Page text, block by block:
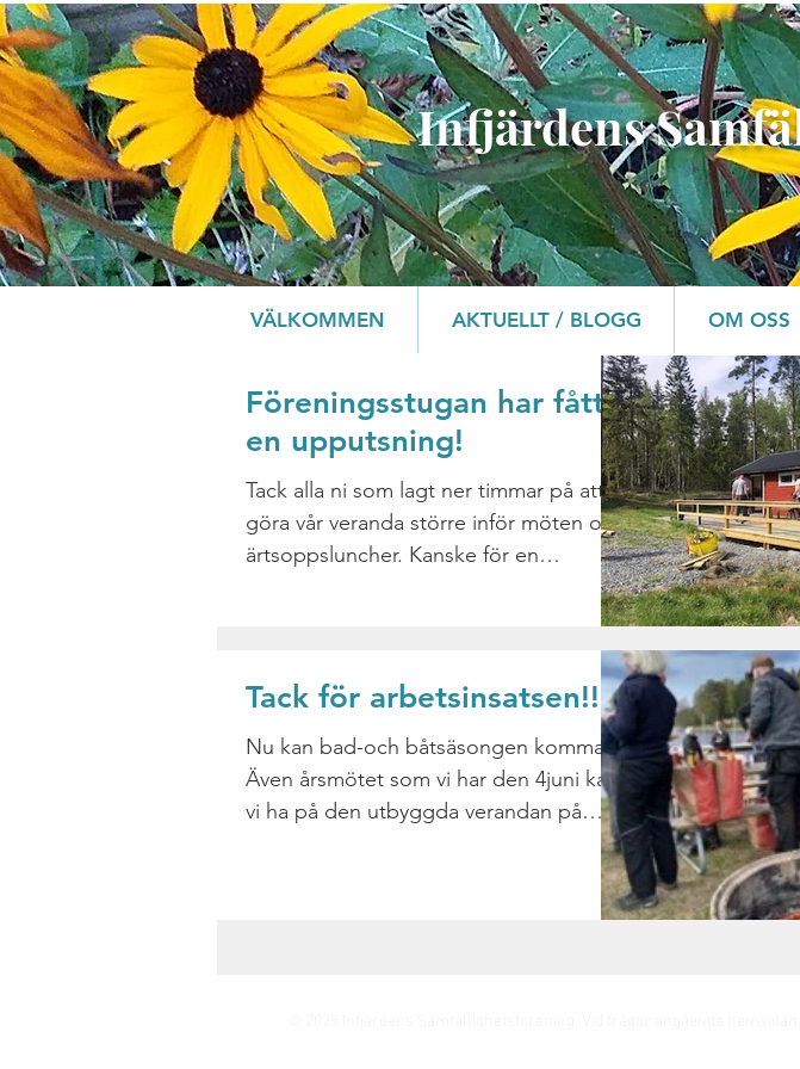
Infjärdens
VÄLKOMMEN AKTUELLT / BLOGG OM OSS
Föreningsstugan har fått
en upputsning!
Tack alla ni som lagt ner timmar på att
göra vår veranda större inför möten och
ärtsoppsluncher. Kanske för en
Tack för arbetsinsatsen!!!!!
Nu kan bad-och båtsäsongen komma.
Även årsmötet som vi har den 4juni kan
vi ha på den utbyggda verandan på